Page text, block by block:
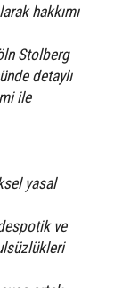
hakkımı
Stolberg
detaylı
ile
yasal
ve